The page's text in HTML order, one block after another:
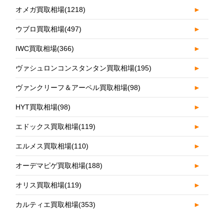
オメガ買取相場(1218) ►
ウブロ買取相場(497) ►
IWC買取相場(366) ►
ヴァシュロンコンスタンタン買取相場(195) ►
ヴァンクリーフ＆アーペル買取相場(98) ►
HYT買取相場(98) ►
エドックス買取相場(119) ►
エルメス買取相場(110) ►
オーデマピゲ買取相場(188) ►
オリス買取相場(119) ►
カルティエ買取相場(353) ►